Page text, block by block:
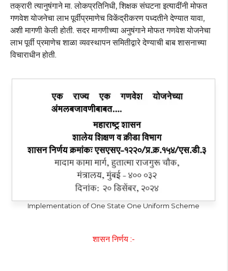
तक्रारी त्यानुषंगाने मा. लोकप्रतिनिधी, शिक्षक संघटना इत्यादींनी मोफत
गणवेश योजनेचा लाभ पूर्वीप्रमाणेच विकेंद्रीकरण पध्दतीने देण्यात यावा,
अशी मागणी केली होती. सदर मागणीच्या अनुषंगाने मोफत गणवेश योजनेचा
लाभ पूर्वी प्रमाणेच शाळा व्यवस्थापन समितीद्वारे देण्याची बाब शासनाच्या
विचाराधीन होती.
Implementation of One State One Uniform Scheme
शासन निर्णय :-